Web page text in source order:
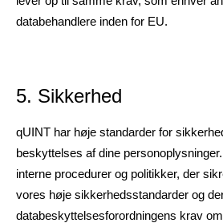
databehandlere inden for EU.
5. Sikkerhed
qUINT har høje standarder for
beskyttelses af dine
interne procedurer og politikker, der
vores høje sikkerhedsstandarder og
databeskyttelsesforordningens krav